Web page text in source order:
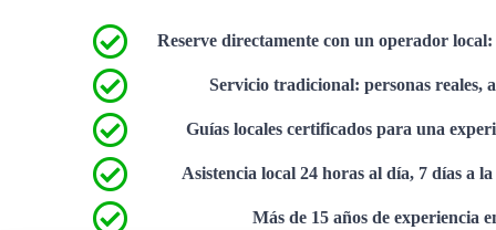
Reserve directamente con un operador
Servicio tradicional: personas reales,
Guías locales certificados para una
Asistencia local 24 horas al día, 7 días a
Más de 15 años de experiencia